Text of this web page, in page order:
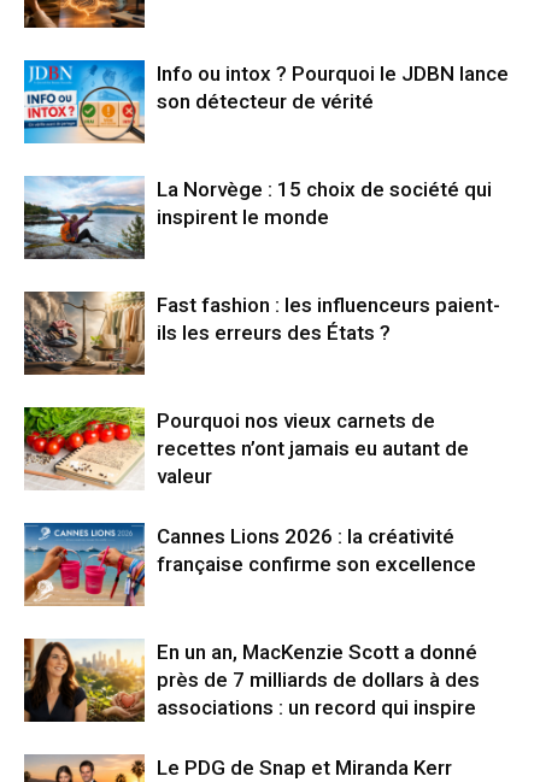
Info ou intox ? Pourquoi le JDBN lance
son détecteur de vérité
La Norvège : 15 choix de société qui
inspirent le monde
Fast fashion : les influenceurs paient-
ils les erreurs des États ?
Pourquoi nos vieux carnets de
recettes n’ont jamais eu autant de
valeur
Cannes Lions 2026 : la créativité
française confirme son excellence
En un an, MacKenzie Scott a donné
près de 7 milliards de dollars à des
associations : un record qui inspire
Le PDG de Snap et Miranda Kerr